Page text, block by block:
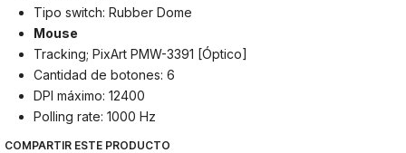
Tipo switch: Rubber Dome
Mouse
Tracking; PixArt PMW-3391 [Óptico]
Cantidad de botones: 6
DPI máximo: 12400
Polling rate: 1000 Hz
COMPARTIR ESTE PRODUCTO